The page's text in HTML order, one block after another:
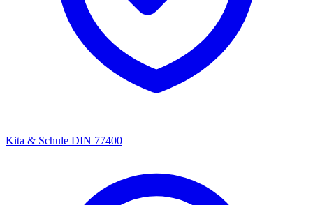
Kita & Schule DIN 77400